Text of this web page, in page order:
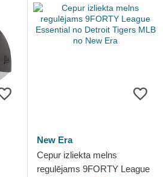
New Era
Cepur izliekta melns
regulējams 9FORTY League